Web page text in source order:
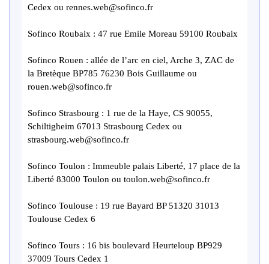
Cedex ou rennes.web@sofinco.fr
Sofinco Roubaix : 47 rue Emile Moreau 59100 Roubaix
Sofinco Rouen : allée de l’arc en ciel, Arche 3, ZAC de
la Bretèque BP785 76230 Bois Guillaume ou
rouen.web@sofinco.fr
Sofinco Strasbourg : 1 rue de la Haye, CS 90055,
Schiltigheim 67013 Strasbourg Cedex ou
strasbourg.web@sofinco.fr
Sofinco Toulon : Immeuble palais Liberté, 17 place de la
Liberté 83000 Toulon ou toulon.web@sofinco.fr
Sofinco Toulouse : 19 rue Bayard BP 51320 31013
Toulouse Cedex 6
Sofinco Tours : 16 bis boulevard Heurteloup BP929
37009 Tours Cedex 1